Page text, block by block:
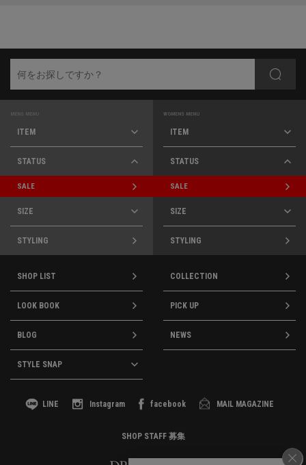
MENS MENU
ITEM
STATUS
SALE
SIZE
STYLING
WOMENS MENU
ITEM
STATUS
SALE
SIZE
STYLING
SHOP LIST COLLECTION
LOOK BOOK PICK UP
BLOG NEWS
STYLE SNAP
LINE Instagram facebook MAIL MAGAZINE
SHOP STAFF 募集